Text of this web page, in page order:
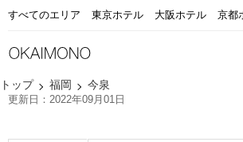
すべてのエリア 東京ホテル 大阪ホテル 京都
トップ 福岡 今泉
更新日：2022年09月01日